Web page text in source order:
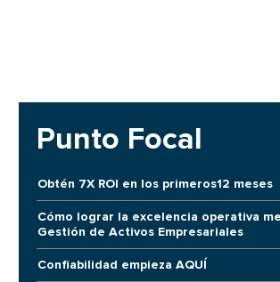
Punto Focal
Obtén 7X ROI en los primeros12 meses
Cómo lograr la excelencia operativa
Gestión de Activos Empresariales
Confiabilidad empieza AQUÍ